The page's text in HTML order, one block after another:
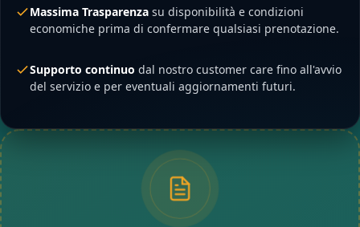
Massima Trasparenza su disponibilità e condizioni
economiche prima di confermare qualsiasi prenotazione.
Supporto continuo dal nostro customer care fino all'avvio
del servizio e per eventuali aggiornamenti futuri.